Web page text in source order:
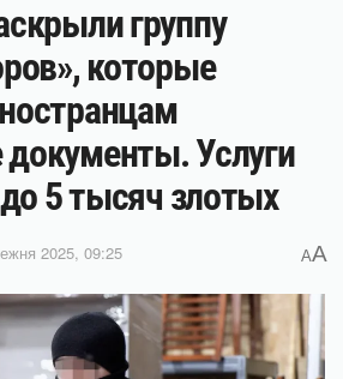
группу
которые
Услуги
5 тысяч злотых
2025, 09:25 AA